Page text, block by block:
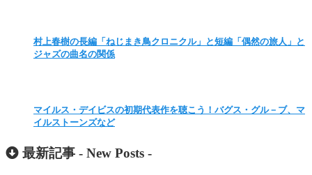
村上春樹の長編「ねじまき鳥クロニクル」と短編「偶然の旅人」と
ジャズの曲名の関係
マイルス・デイビスの初期代表作を聴こう！バグス・グル－ブ、マ
イルストーンズなど
最新記事 - New Posts -